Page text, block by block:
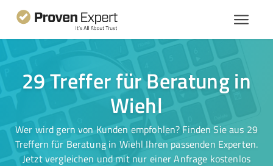
29 Treffer für Beratung in
Wiehl
Wer wird gern von Kunden empfohlen? Finden Sie aus 29
Treffern für Beratung in Wiehl Ihren passenden Experten.
Jetzt vergleichen und mit nur einer Anfrage kostenlos